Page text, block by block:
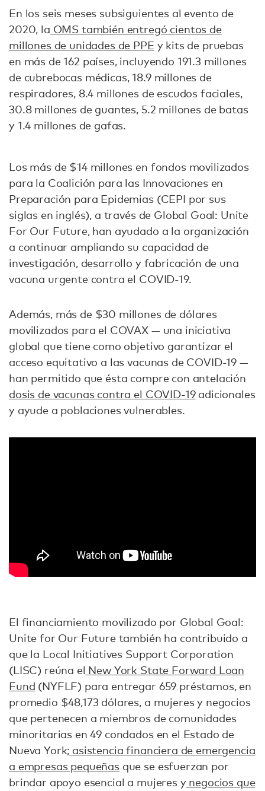
En los seis meses subsiguientes al evento de
2020, la OMS también entregó cientos de
millones de unidades de PPE y kits de pruebas
en más de 162 países, incluyendo 191.3 millones
de cubrebocas médicas, 18.9 millones de
respiradores, 8.4 millones de escudos faciales,
30.8 millones de guantes, 5.2 millones de batas
y 1.4 millones de gafas.
Los más de $14 millones en fondos movilizados
para la Coalición para las Innovaciones en
Preparación para Epidemias (CEPI por sus
siglas en inglés), a través de Global Goal: Unite
For Our Future, han ayudado a la organización
a continuar ampliando su capacidad de
investigación, desarrollo y fabricación de una
vacuna urgente contra el COVID-19.
Además, más de $30 millones de dólares
movilizados para el COVAX — una iniciativa
global que tiene como objetivo garantizar el
acceso equitativo a las vacunas de COVID-19 —
han permitido que ésta compre con antelación
dosis de vacunas contra el COVID-19adicionales
y ayude a poblaciones vulnerables.
El financiamiento movilizado por Global Goal:
Unite for Our Future también ha contribuido a
que la Local Initiatives Support Corporation
(LISC) reúna el New York State Forward Loan
Fund (NYFLF) para entregar 659 préstamos, en
promedio $48,173 dólares, a mujeres y negocios
que pertenecen a miembros de comunidades
minoritarias en 49 condados en el Estado de
Nueva York; asistencia financiera de emergencia
a empresas pequeñasque se esfuerzan por
brindar apoyo esencial a mujeres ynegocios que